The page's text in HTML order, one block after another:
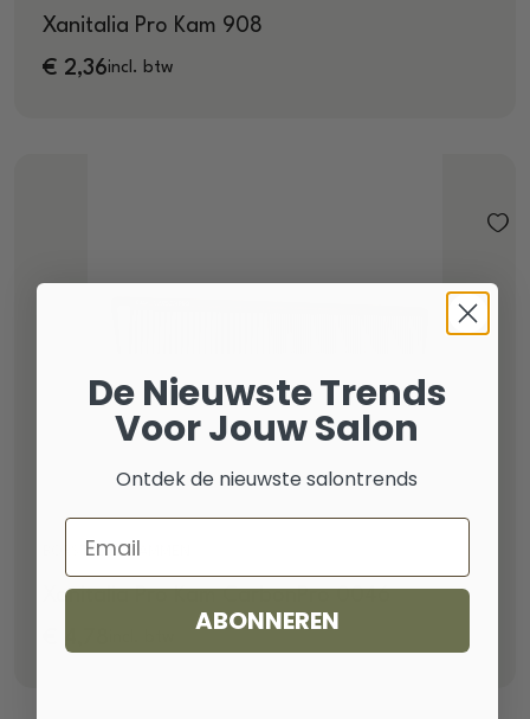
Xanitalia Pro Kam 908
€ 2,36incl. btw
BORSTELS & KAMMEN
Xanitalia Pro Kam CarbonPro 0046
De Nieuwste Trends
Voor Jouw Salon
Ontdek de nieuwste salontrends
Email
ABONNEREN